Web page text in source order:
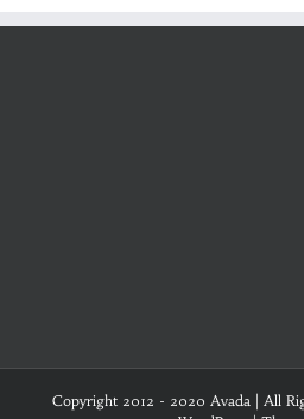
Copyright 2012 - 2020 Avada | All